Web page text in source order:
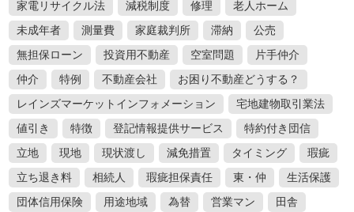
家電リサイクル法
減税制度 修理
老人ホーム
未成年者
測量費 家庭裁判所 滞納
公売
無担保ローン
投資用不動産 空室問題
片手仲介
仲介
特例 不動産会社
お困り不動産どうする？
レインズマーケットインフォメーション
宅地建物取引業法
値引き
特徴 登記情報提供サービス
特約付き団信
立地
現地 現状渡し 減免措置 タイミング
瑕疵
立ち退き料
相続人 瑕疵担保責任 東・仲
生活保護
団体信用保険
用途地域 為替 営業マン
田舎